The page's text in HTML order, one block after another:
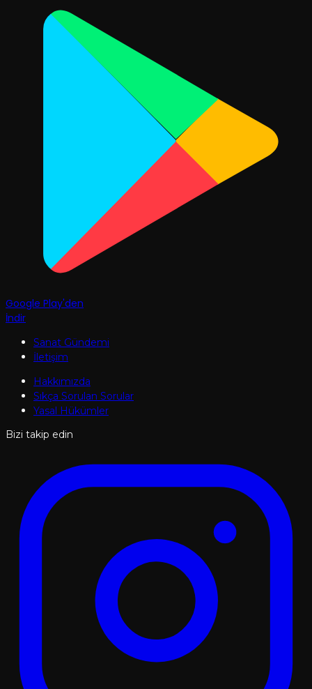
Google Play'den
İndir
Sanat Gündemi
İletişim
Hakkımızda
Sıkça Sorulan Sorular
Yasal Hükümler
Bizi takip edin